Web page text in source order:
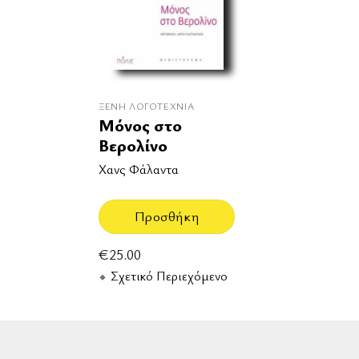
ΞΈΝΗ ΛΟΓΟΤΕΧΝΊΑ
Μόνος στο
Βερολίνο
Χανς Φάλαντα
Προσθήκη
€25.00
Σχετικό Περιεχόμενο